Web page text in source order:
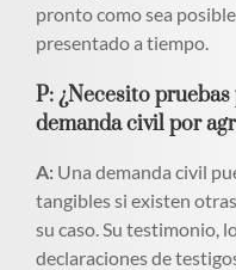
pronto como sea
presentado a tiempo.
P: ¿Necesito
demanda civil por
A: Una demanda civil
tangibles si existen
su caso. Su testimonio,
declaraciones de